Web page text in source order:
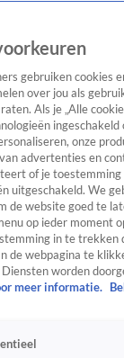
Entertainment
Spraakmakend
ziet
Minister
gebruiken cookies
over jou als
Als je „Alle
ingeschakeld
onze
advertenties en
of je
uitgeschakeld. We
de website goed te
op ieder moment
in te trekken
de webpagina te
worden
meer informatie.